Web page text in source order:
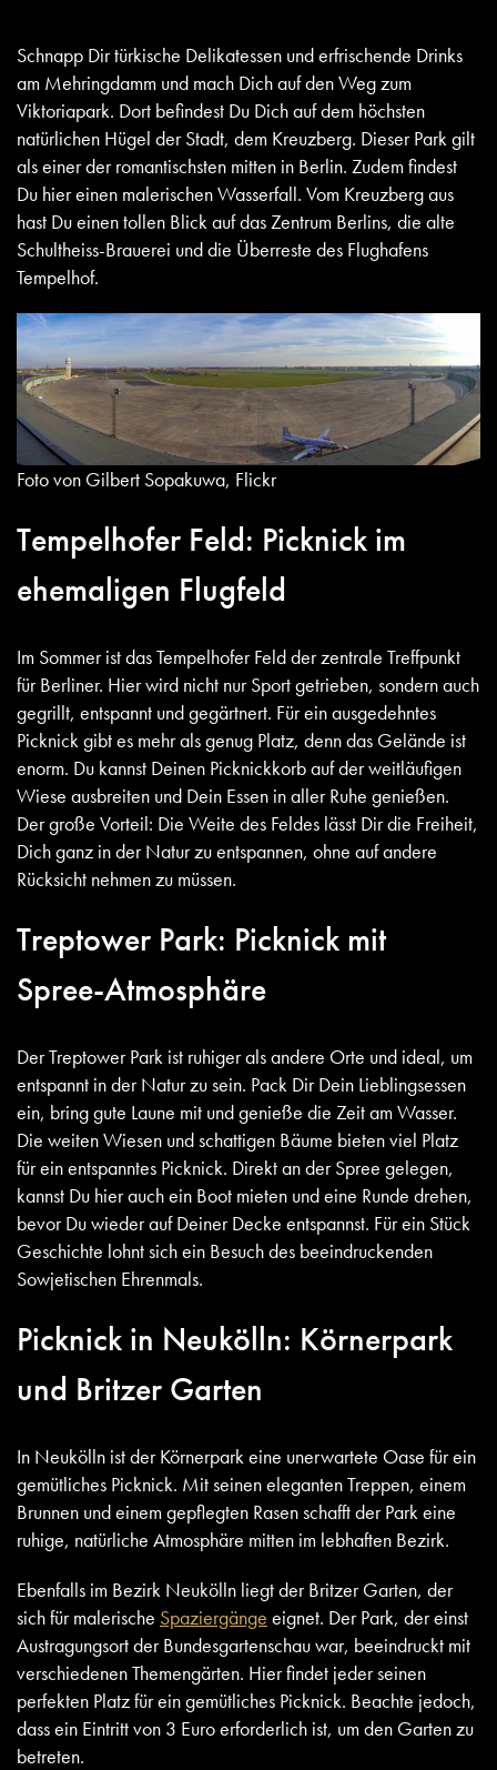
Schnapp Dir türkische Delikatessen und erfrischende Drinks
am Mehringdamm und mach Dich auf den Weg zum
Viktoriapark. Dort befindest Du Dich auf dem höchsten
natürlichen Hügel der Stadt, dem Kreuzberg. Dieser Park gilt
als einer der romantischsten mitten in Berlin. Zudem findest
Du hier einen malerischen Wasserfall. Vom Kreuzberg aus
hast Du einen tollen Blick auf das Zentrum Berlins, die alte
Schultheiss-Brauerei und die Überreste des Flughafens
Tempelhof.
Foto von Gilbert Sopakuwa, Flickr
Tempelhofer Feld: Picknick im
ehemaligen Flugfeld
Im Sommer ist das Tempelhofer Feld der zentrale Treffpunkt
für Berliner. Hier wird nicht nur Sport getrieben, sondern auch
gegrillt, entspannt und gegärtnert. Für ein ausgedehntes
Picknick gibt es mehr als genug Platz, denn das Gelände ist
enorm. Du kannst Deinen Picknickkorb auf der weitläufigen
Wiese ausbreiten und Dein Essen in aller Ruhe genießen.
Der große Vorteil: Die Weite des Feldes lässt Dir die Freiheit,
Dich ganz in der Natur zu entspannen, ohne auf andere
Rücksicht nehmen zu müssen.
Treptower Park: Picknick mit
Spree-Atmosphäre
Der Treptower Park ist ruhiger als andere Orte und ideal, um
entspannt in der Natur zu sein. Pack Dir Dein Lieblingsessen
ein, bring gute Laune mit und genieße die Zeit am Wasser.
Die weiten Wiesen und schattigen Bäume bieten viel Platz
für ein entspanntes Picknick. Direkt an der Spree gelegen,
kannst Du hier auch ein Boot mieten und eine Runde drehen,
bevor Du wieder auf Deiner Decke entspannst. Für ein Stück
Geschichte lohnt sich ein Besuch des beeindruckenden
Sowjetischen Ehrenmals.
Picknick in Neukölln: Körnerpark
und Britzer Garten
In Neukölln ist der Körnerpark eine unerwartete Oase für ein
gemütliches Picknick. Mit seinen eleganten Treppen, einem
Brunnen und einem gepflegten Rasen schafft der Park eine
ruhige, natürliche Atmosphäre mitten im lebhaften Bezirk.
Ebenfalls im Bezirk Neukölln liegt der Britzer Garten, der
sich für malerische Spaziergänge eignet. Der Park, der einst
Austragungsort der Bundesgartenschau war, beeindruckt mit
verschiedenen Themengärten. Hier findet jeder seinen
perfekten Platz für ein gemütliches Picknick. Beachte jedoch,
dass ein Eintritt von 3 Euro erforderlich ist, um den Garten zu
betreten.